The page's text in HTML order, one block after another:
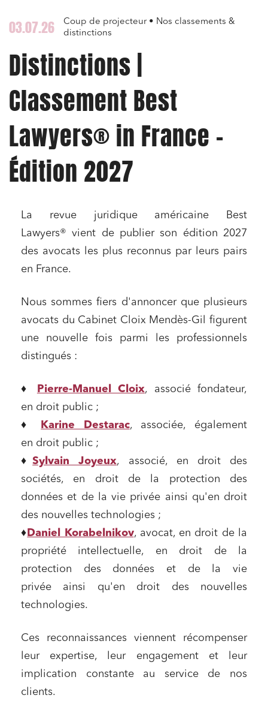
03.07.26
Coup de projecteur • Nos classements &
distinctions
Distinctions |
Classement Best
Lawyers® in France –
Édition 2027
La revue juridique américaine Best
Lawyers® vient de publier son édition 2027
des avocats les plus reconnus par leurs pairs
en France.
Nous sommes fiers d'annoncer que plusieurs
avocats du Cabinet Cloix Mendès-Gil figurent
une nouvelle fois parmi les professionnels
distingués :
♦︎ Pierre-Manuel Cloix, associé fondateur,
en droit public ;
♦︎
Karine Destarac, associée, également
en droit public ;
♦︎Sylvain Joyeux, associé, en droit des
sociétés, en droit de la protection des
données et de la vie privée ainsi qu'en droit
des nouvelles technologies ;
♦︎ Daniel Korabelnikov, avocat, en droit de la
propriété intellectuelle, en droit de la
protection des données et de la vie
privée ainsi qu'en droit des nouvelles
technologies.
Ces reconnaissances viennent récompenser
leur expertise, leur engagement et leur
implication constante au service de nos
clients.